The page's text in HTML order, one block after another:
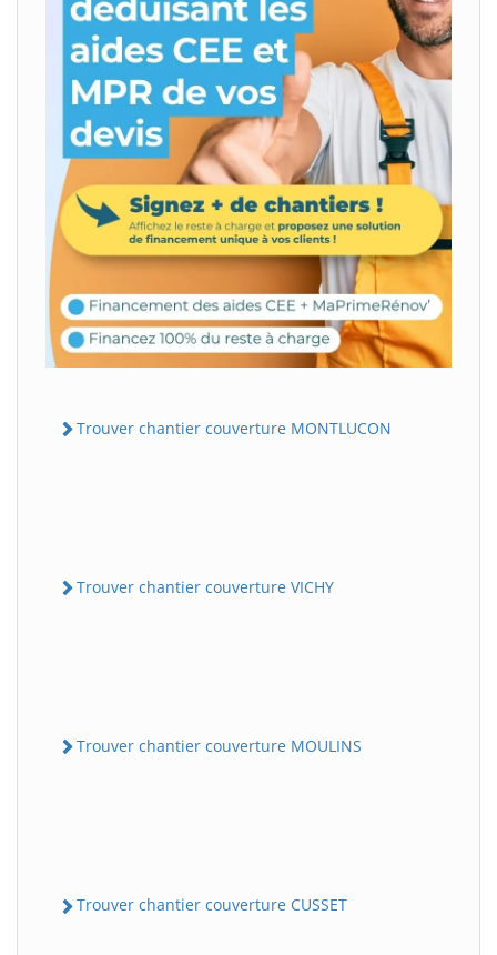
Trouver chantier couverture MONTLUCON
Trouver chantier couverture VICHY
Trouver chantier couverture MOULINS
Trouver chantier couverture CUSSET